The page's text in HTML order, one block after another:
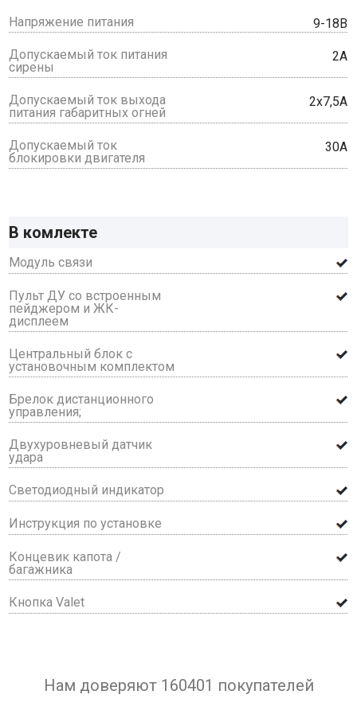
Напряжение питания 9-18В
Допускаемый ток питания
сирены
2А
Допускаемый ток выхода
питания габаритных огней
2х7,5А
Допускаемый ток
блокировки двигателя
30А
В комлекте
Модуль связи
Пульт ДУ со встроенным
пейджером и ЖК-
дисплеем
Центральный блок с
установочным комплектом
Брелок дистанционного
управления;
Двухуровневый датчик
удара
Светодиодный индикатор
Инструкция по установке
Концевик капота /
багажника
Кнопка Valet
Нам доверяют 160401 покупателей